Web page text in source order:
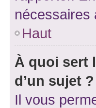
nécessaires
Haut
À quoi sert
d’un sujet ?
Il vous